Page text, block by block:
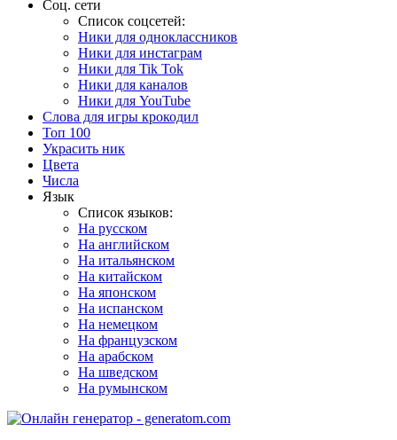
Соц. сети
Список соцсетей:
Ники для одноклассников
Ники для инстаграм
Ники для Tik Tok
Ники для каналов
Ники для YouTube
Слова для игры крокодил
Топ 100
Украсить ник
Цвета
Числа
Язык
Список языков:
На русском
На английском
На итальянском
На китайском
На японском
На испанском
На немецком
На французском
На арабском
На шведском
На румынском